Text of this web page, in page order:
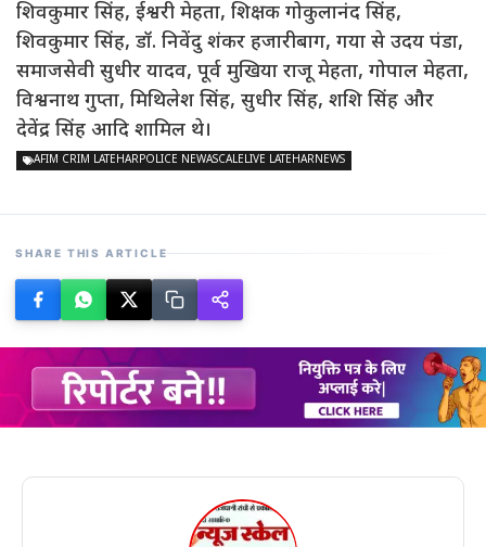
शिवकुमार सिंह, ईश्वरी मेहता, शिक्षक गोकुलानंद सिंह,
शिवकुमार सिंह, डॉ. निवेंदु शंकर हजारीबाग, गया से उदय पंडा,
समाजसेवी सुधीर यादव, पूर्व मुखिया राजू मेहता, गोपाल मेहता,
विश्वनाथ गुप्ता, मिथिलेश सिंह, सुधीर सिंह, शशि सिंह और
देवेंद्र सिंह आदि शामिल थे।
AFIM CRIM LATEHARPOLICE NEWASCALELIVE LATEHARNEWS
SHARE THIS ARTICLE